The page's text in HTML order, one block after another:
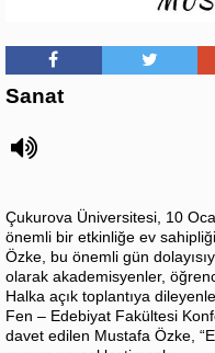
Sanat
Çukurova Üniversitesi, 10
önemli bir etkinliğe ev
Özke, bu önemli gün
olarak akademisyenler,
Halka açık toplantıya
Fen – Edebiyat Fakültesi
davet edilen Mustafa Özke,